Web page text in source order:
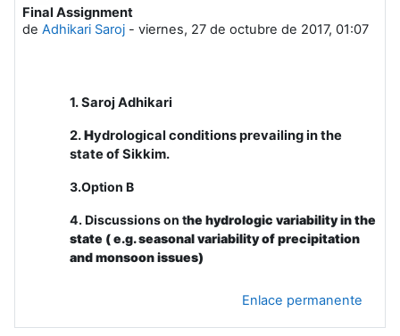
Final Assignment
de Adhikari Saroj - viernes, 27 de octubre de 2017, 01:07
Número de respuestas: 0
1. Saroj Adhikari
2.Hydrological conditions prevailing in the
state of Sikkim.
3.Option B
4. Discussions on the hydrologic variability in the
state ( e.g. seasonal variability of precipitation
and monsoon issues)
Enlace permanente